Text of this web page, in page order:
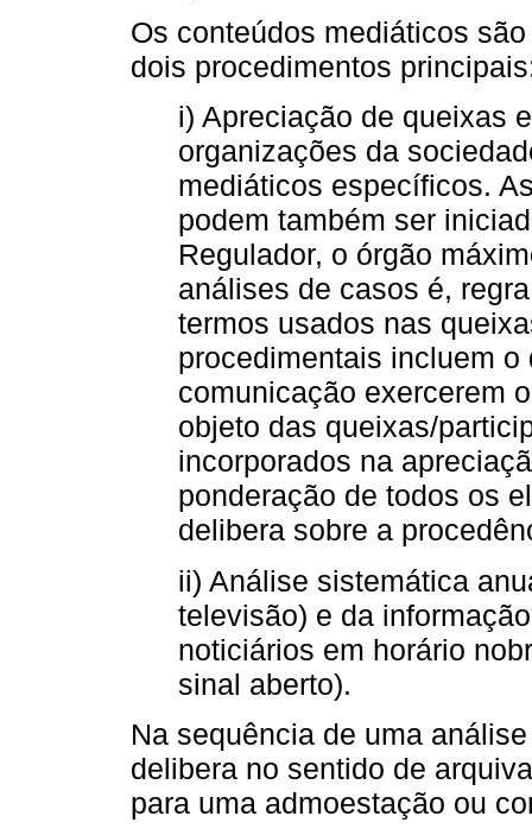
Os conteúdos mediáticos
dois procedimentos
i) Apreciação de queixas
organizações da
mediáticos específicos.
podem também ser
Regulador, o órgão
análises de casos é,
termos usados nas
procedimentais incluem
comunicação exercerem
objeto das queixas/
incorporados na
ponderação de todos os
delibera sobre a
ii) Análise sistemática
televisão) e da
noticiários em horário
sinal aberto).
Na sequência de uma
delibera no sentido de
para uma admoestação ou